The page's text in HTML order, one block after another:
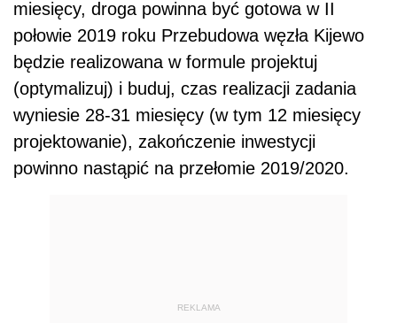
miesięcy, droga powinna być gotowa w II
połowie 2019 roku Przebudowa węzła Kijewo
będzie realizowana w formule projektuj
(optymalizuj) i buduj, czas realizacji zadania
wyniesie 28-31 miesięcy (w tym 12 miesięcy
projektowanie), zakończenie inwestycji
powinno nastąpić na przełomie 2019/2020.
REKLAMA